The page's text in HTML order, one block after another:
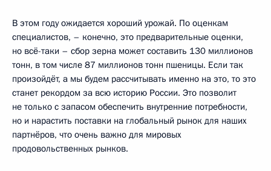
В этом году ожидается хороший урожай. По оценкам
специалистов, – конечно, это предварительные оценки,
но всё-таки – сбор зерна может составить 130 миллионов
тонн, в том числе 87 миллионов тонн пшеницы. Если так
произойдёт, а мы будем рассчитывать именно на это, то это
станет рекордом за всю историю России. Это позволит
не только с запасом обеспечить внутренние потребности,
но и нарастить поставки на глобальный рынок для наших
партнёров, что очень важно для мировых
продовольственных рынков.